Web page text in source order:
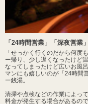
「24時間営業」「深夜営業
「せっかく行くのだから何度
ー帰り、少し遅くなったけど
なってしまったけど広いお風
マンにも嬉しいのが「24時間
ー銭湯。
清掃や点検などの作業によっ
料金が発生する場合があるの